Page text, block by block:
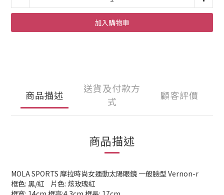
加入購物車
商品描述
送貨及付款方
式
顧客評價
商品描述
MOLA SPORTS 摩拉時尚女運動太陽眼鏡 一般臉型 Vernon-r
框色: 黑/紅 片色: 炫玫瑰紅